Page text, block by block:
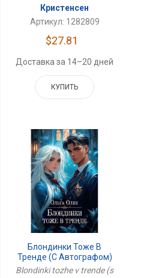
Кристенсен
Артикул: 1282809
$27.81
Доставка за 14–20 дней
КУПИТЬ
Блондинки Тоже В
Тренде (с Автографом)
Blondinki tozhe v trende (s